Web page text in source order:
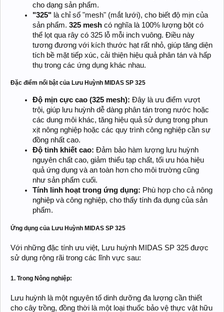
cho dạng sản phẩm.
"325" là chỉ số "mesh" (mắt lưới), cho biết độ mịn của
sản phẩm. 325 mesh có nghĩa là 100% lượng bột có
thể lọt qua rây có 325 lỗ mỗi inch vuông. Điều này
tương đương với kích thước hạt rất nhỏ, giúp tăng diện
tích bề mặt tiếp xúc, cải thiện hiệu quả phân tán và hấp
thụ trong các ứng dụng khác nhau.
Đặc điểm nổi bật của Lưu Huỳnh MIDAS SP 325
Độ mịn cực cao (325 mesh): Đây là ưu điểm vượt
trội, giúp lưu huỳnh dễ dàng phân tán trong nước hoặc
các dung môi khác, tăng hiệu quả sử dụng trong phun
xịt nông nghiệp hoặc các quy trình công nghiệp cần sự
đồng nhất cao.
Độ tinh khiết cao: Đảm bảo hàm lượng lưu huỳnh
nguyên chất cao, giảm thiểu tạp chất, tối ưu hóa hiệu
quả ứng dụng và an toàn hơn cho môi trường cũng
như sản phẩm cuối.
Tính linh hoạt trong ứng dụng: Phù hợp cho cả nông
nghiệp và công nghiệp, cho thấy tính đa dụng của sản
phẩm.
Ứng dụng của Lưu Huỳnh MIDAS SP 325
Với những đặc tính ưu việt, Lưu huỳnh MIDAS SP 325 được
sử dụng rộng rãi trong các lĩnh vực sau:
1. Trong Nông nghiệp:
Lưu huỳnh là một nguyên tố dinh dưỡng đa lượng cần thiết
cho cây trồng, đồng thời là một loại thuốc bảo vệ thực vật hữu